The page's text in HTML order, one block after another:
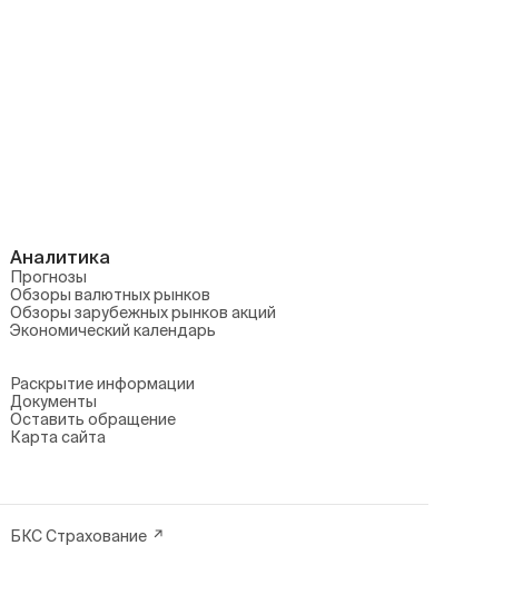
Аналитика
Прогнозы
Обзоры валютных рынков
Обзоры зарубежных рынков акций
Экономический календарь
Раскрытие информации
Документы
Оставить обращение
Карта сайта
БКС Страхование